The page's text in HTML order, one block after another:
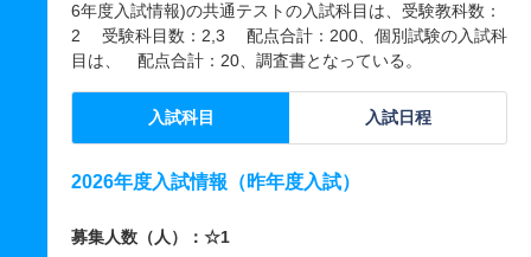
6年度入試情報)の共通テストの入試科目は、受験教科数：
2 受験科目数：2,3 配点合計：200、個別試験の入試科
目は、 配点合計：20、調査書となっている。
入試科目 入試日程
2026年度入試情報（昨年度入試）
募集人数（人）：☆1